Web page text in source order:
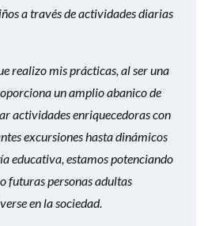
a través de actividades diarias
realizo mis prácticas, al ser una
un amplio abanico de
actividades enriquecedoras con
excursiones hasta dinámicos
educativa, estamos potenciando
futuras personas adultas
en la sociedad.